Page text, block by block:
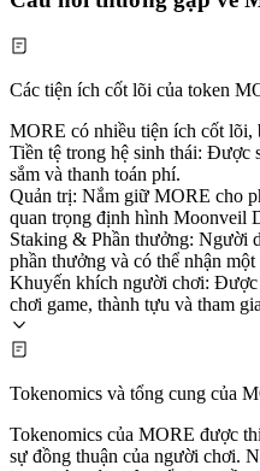
Các tiện ích cốt lõi của token
MORE có nhiều tiện ích cốt lõi,
Tiền tệ trong hệ sinh thái: Được
sắm và thanh toán phí.
Quản trị: Nắm giữ MORE cho
quan trọng định hình Moonveil
Staking & Phần thưởng: Người
phần thưởng và có thể nhận
Khuyến khích người chơi: Được
chơi game, thành tựu và tham
Tokenomics và tổng cung của
Tokenomics của MORE được
sự đồng thuận của người chơi.